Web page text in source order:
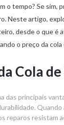
o tempo? Se sim,
Neste artigo,
desde o que é
o preço da
Cola
das principais
Quando
reparos resistam